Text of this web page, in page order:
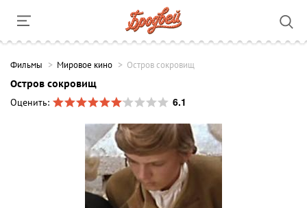
Фильмы Мировое кино Остров сокровищ
Остров сокровищ
Оценить:
6.1